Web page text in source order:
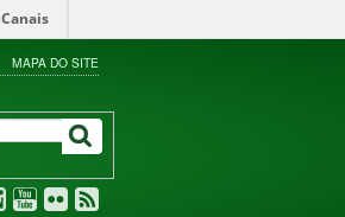
Canais
MAPA DO SITE